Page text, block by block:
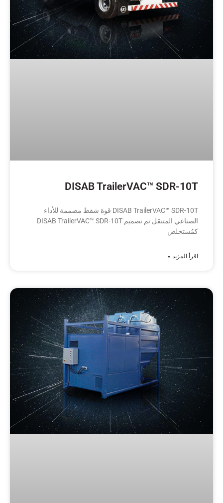
DISAB TrailerVAC™ SDR-10T
DISAB TrailerVAC™ SDR-10T قوة شفط مصممة للأداء
الصناعي المتنقل تم تصميم DISAB TrailerVAC™ SDR-10T
كمُستخلص
اقرأ المزيد »